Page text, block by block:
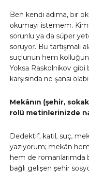
Ben kendi adıma, bir
okumayı istemem.
sorunlu ya da süper
soruyor. Bu tartışmalı
suçlunun hem
Yoksa Raskolnikov
karşısında ne şansı
Mekânın (şehir,
rolü metinlerinizde
Dedektif, katil, suç,
yazıyorum; mekân
hem de romanlarımda
bağlı gelişen şehir